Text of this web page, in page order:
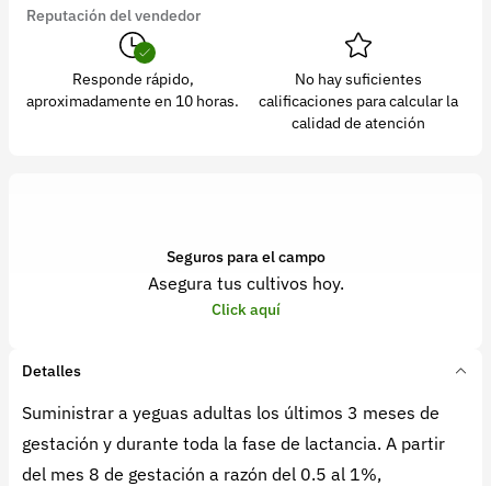
Reputación del vendedor
Responde rápido,
aproximadamente en 10 horas.
No hay suficientes
calificaciones para calcular la
calidad de atención
Seguros para el campo
Asegura tus cultivos hoy.
Click aquí
Detalles
Suministrar a yeguas adultas los últimos 3 meses de
gestación y durante toda la fase de lactancia. A partir
del mes 8 de gestación a razón del 0.5 al 1%,